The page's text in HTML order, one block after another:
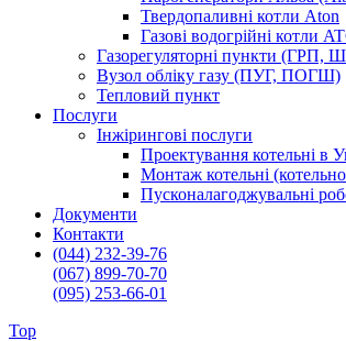
Твердопаливні котли Aton
Газові водогрійні котли
Газорегуляторні пункти
Вузол обліку газу (ПУГ, ПОГШ)
Тепловий пункт
Послуги
Інжірингові послуги
Проектування котельні в
Монтаж котельні
Пусконалагоджувальні
Документи
Контакти
(044) 232-39-76
(067) 899-70-70
(095) 253-66-01
Top